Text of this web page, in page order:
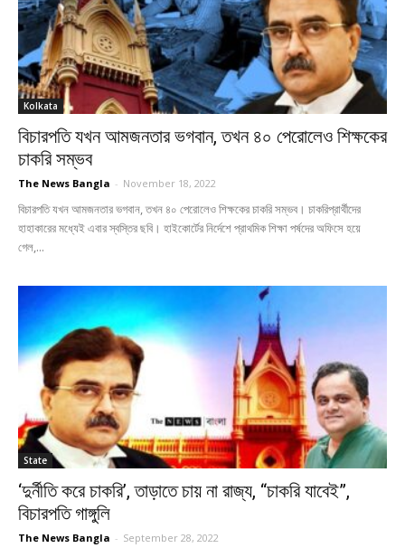
Kolkata
বিচারপতি যখন আমজনতার ভগবান, তখন ৪০ পেরোলেও শিক্ষকের
চাকরি সম্ভব
The News Bangla - November 18, 2022
বিচারপতি যখন আমজনতার ভগবান, তখন ৪০ পেরোলেও শিক্ষকের চাকরি সম্ভব। চাকরিপ্রার্থীদের
হাহাকারের মধ্যেই এবার স্বস্তির ছবি। হাইকোর্টের নির্দেশে প্রাথমিক শিক্ষা পর্ষদের অফিসে হয়ে
গেল,...
State
‘দুর্নীতি করে চাকরি’, তাড়াতে চায় না রাজ্য, “চাকরি যাবেই”,
বিচারপতি গাঙ্গুলি
The News Bangla - September 28, 2022